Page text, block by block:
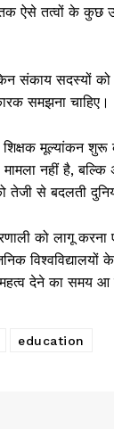
ऐसे तत्वों के कुछ
संकाय सदस्यों
समझना चाहिए।
में शिक्षक मूल्यांकन
मामला नहीं है,
तेजी से बदलती
को लागू
महत्व देने का समय आ
education